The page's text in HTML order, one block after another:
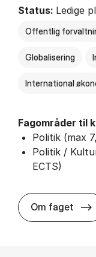
Status: Ledige
Offentlig
Globalisering
International
Fagområder til
Politik (max
Politik /
ECTS)
Om faget